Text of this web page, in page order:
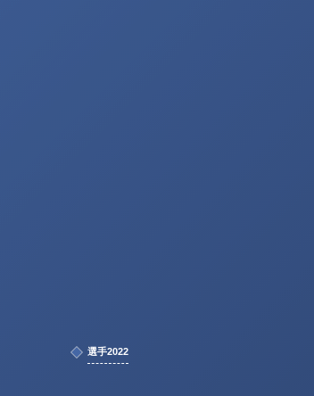
選手2022